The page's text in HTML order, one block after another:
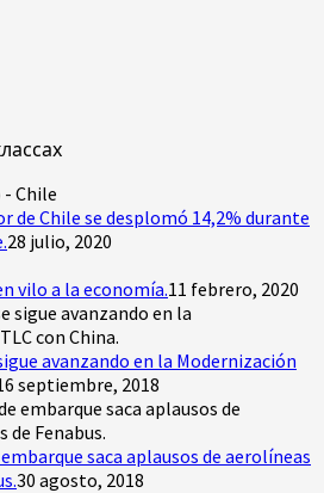
de Chile se desplomó 14,2% durante
28 julio, 2020
vilo a la economía.11 febrero, 2020
avanzando en la Modernización
septiembre, 2018
saca aplausos de aerolíneas
30 agosto, 2018